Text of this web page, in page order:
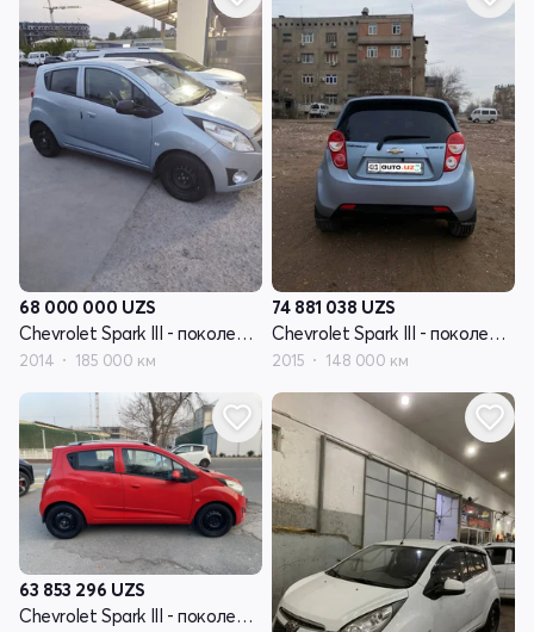
68 000 000 UZS
Chevrolet Spark III - поколение
2014 185 000 км
74 881 038 UZS
Chevrolet Spark III - поколение
2015 148 000 км
63 853 296 UZS
Chevrolet Spark III - поколение